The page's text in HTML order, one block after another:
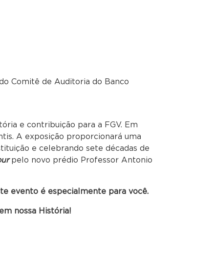
Comitê de Auditoria do Banco
e contribuição para a FGV. Em
A exposição proporcionará uma
e celebrando sete décadas de
pelo novo prédio Professor Antonio
evento é especialmente para você.
nossa História!